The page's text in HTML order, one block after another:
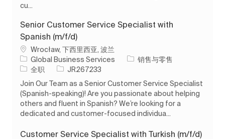
cu...
Senior Customer Service Specialist with
Spanish (m/f/d)
位置Wrocław, 下西里西亚, 波兰
Global Business Services
类别销售与零售
工作类型
全职 作业 ID
JR267233
Join Our Team as a Senior Customer Service Specialist
(Spanish-speaking)! Are you passionate about helping
others and fluent in Spanish? We’re looking for a
dedicated and customer-focused individua...
Customer Service Specialist with Turkish (m/f/d)